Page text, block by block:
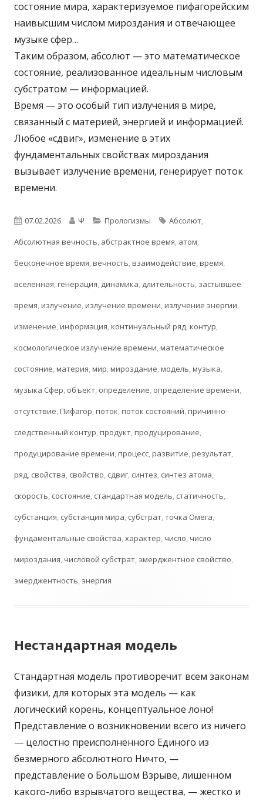
состояние мира, характеризуемое пифагорейским
наивысшим числом мироздания и отвечающее
музыке сфер…
Таким образом, абсолют — это математическое
состояние, реализованное идеальным числовым
субстратом — информацией.
Время — это особый тип излучения в мире,
связанный с материей, энергией и информацией.
Любое «сдвиг», изменение в этих
фундаментальных свойствах мироздания
вызывает излучение времени, генерирует поток
времени.
Опубликовано
07.02.2026 Автор
Ψ Рубрики
Прологизмы Метки
Абсолют,
Абсолютная вечность, абстрактное время, атом,
бесконечное время,вечность,взаимодействие,время,
вселенная,генерация, динамика, длительность, застывшее
время,излучение,излучение времени,излучение энергии,
изменение,информация,континуальный ряд,контур,
космологическое излучение времени,математическое
состояние,материя,мир,мироздание,модель,музыка,
музыка Сфер, объект, определение, определение времени,
отсутствие,Пифагор,поток,поток состояний,причинно-
следственный контур,продукт,продуцирование,
продуцирование времени,процесс,развитие,результат,
ряд, свойства, свойство, сдвиг, синтез, синтез атома,
скорость, состояние, стандартная модель, статичность,
субстанция, субстанция мира, субстрат,точка Омега,
фундаментальные свойства,характер,число,число
мироздания,числовой субстрат, эмерджентное свойство,
эмерджентность, энергия
Нестандартная модель
Стандартная модель противоречит всем законам
физики, для которых эта модель — как
логический корень, концептуальное лоно!
Представление о возникновении всего из ничего
— целостно преисполненного Единого из
безмерного абсолютного Ничто, —
представление о Большом Взрыве, лишенном
какого-либо взрывчатого вещества, — жестко и